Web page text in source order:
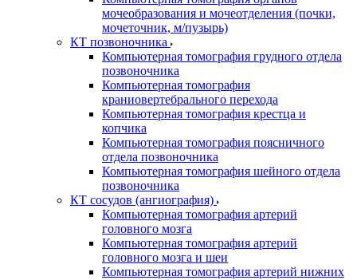
мочеобразования и мочеотделения (почки,
мочеточник, м/пузырь)
КТ позвоночника
Компьютерная томография грудного отдела
позвоночника
Компьютерная томография
краниовертебрального перехода
Компьютерная томография крестца и
копчика
Компьютерная томография поясничного
отдела позвоночника
Компьютерная томография шейного отдела
позвоночника
КТ сосудов (ангиография)
Компьютерная томография артерий
головного мозга
Компьютерная томография артерий
головного мозга и шеи
Компьютерная томография артерий нижних